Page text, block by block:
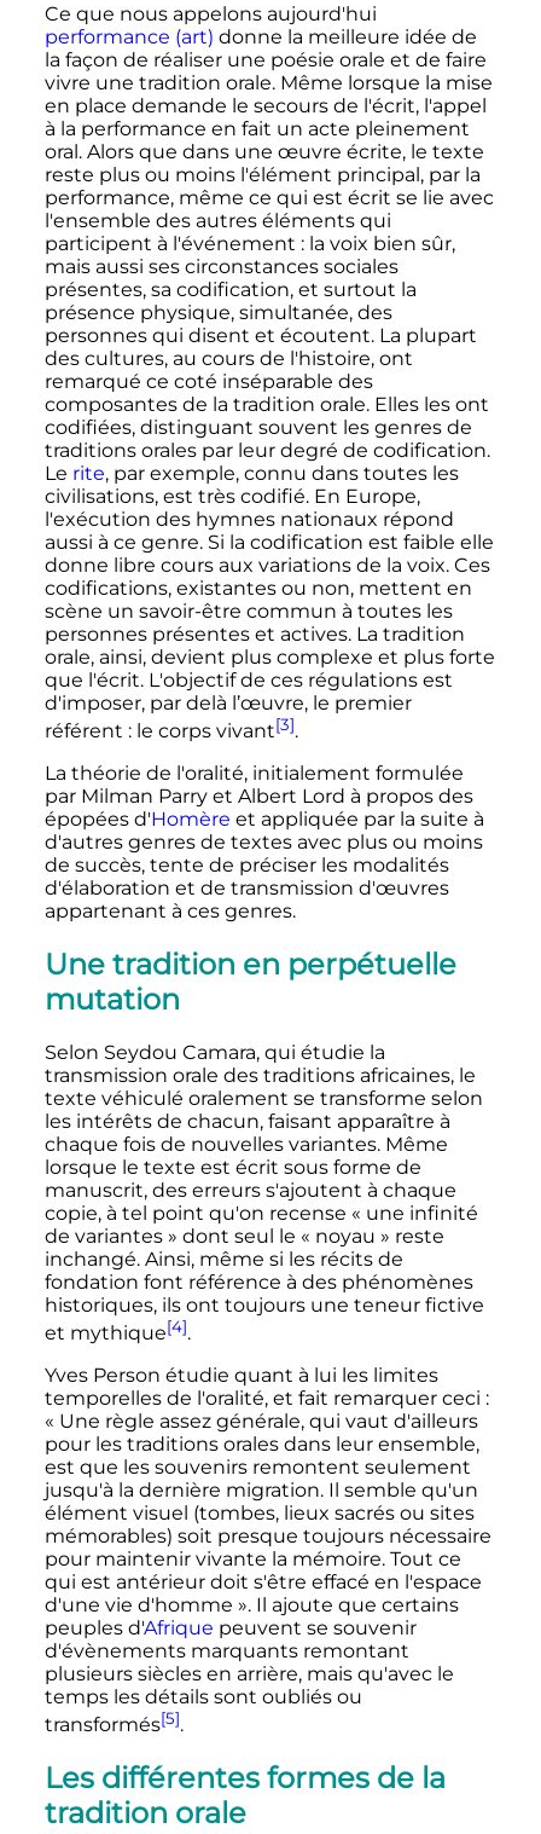
Ce que nous appelons aujourd'hui
performance (art) donne la meilleure idée de
la façon de réaliser une poésie orale et de faire
vivre une tradition orale. Même lorsque la mise
en place demande le secours de l'écrit, l'appel
à la performance en fait un acte pleinement
oral. Alors que dans une œuvre écrite, le texte
reste plus ou moins l'élément principal, par la
performance, même ce qui est écrit se lie avec
l'ensemble des autres éléments qui
participent à l'événement : la voix bien sûr,
mais aussi ses circonstances sociales
présentes, sa codification, et surtout la
présence physique, simultanée, des
personnes qui disent et écoutent. La plupart
des cultures, au cours de l'histoire, ont
remarqué ce coté inséparable des
composantes de la tradition orale. Elles les ont
codifiées, distinguant souvent les genres de
traditions orales par leur degré de codification.
Le rite, par exemple, connu dans toutes les
civilisations, est très codifié. En Europe,
l'exécution des hymnes nationaux répond
aussi à ce genre. Si la codification est faible elle
donne libre cours aux variations de la voix. Ces
codifications, existantes ou non, mettent en
scène un savoir-être commun à toutes les
personnes présentes et actives. La tradition
orale, ainsi, devient plus complexe et plus forte
que l'écrit. L'objectif de ces régulations est
d'imposer, par delà l’œuvre, le premier
référent : le corps vivant[3].
La théorie de l'oralité, initialement formulée
par Milman Parry et Albert Lord à propos des
épopées d'Homère et appliquée par la suite à
d'autres genres de textes avec plus ou moins
de succès, tente de préciser les modalités
d'élaboration et de transmission d'œuvres
appartenant à ces genres.
Une tradition en perpétuelle
mutation
Selon Seydou Camara, qui étudie la
transmission orale des traditions africaines, le
texte véhiculé oralement se transforme selon
les intérêts de chacun, faisant apparaître à
chaque fois de nouvelles variantes. Même
lorsque le texte est écrit sous forme de
manuscrit, des erreurs s'ajoutent à chaque
copie, à tel point qu'on recense « une infinité
de variantes » dont seul le « noyau » reste
inchangé. Ainsi, même si les récits de
fondation font référence à des phénomènes
historiques, ils ont toujours une teneur fictive
et mythique[4].
Yves Person étudie quant à lui les limites
temporelles de l'oralité, et fait remarquer ceci :
« Une règle assez générale, qui vaut d'ailleurs
pour les traditions orales dans leur ensemble,
est que les souvenirs remontent seulement
jusqu'à la dernière migration. Il semble qu'un
élément visuel (tombes, lieux sacrés ou sites
mémorables) soit presque toujours nécessaire
pour maintenir vivante la mémoire. Tout ce
qui est antérieur doit s'être effacé en l'espace
d'une vie d'homme ». Il ajoute que certains
peuples d'Afrique peuvent se souvenir
d'évènements marquants remontant
plusieurs siècles en arrière, mais qu'avec le
temps les détails sont oubliés ou
transformés[5].
Les différentes formes de la
tradition orale